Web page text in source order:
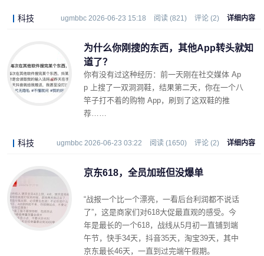
科技 ugmbbc 2026-06-23 15:18 阅读 (821) 评论 (2) 详细内容
为什么你刚搜的东西，其他App转头就知
道了？
你有没有过这种经历：前一天刚在社交媒体 Ap
p 上搜了一双洞洞鞋，结果第二天，你在一个八
竿子打不着的购物 App，刷到了这双鞋的推
荐……
科技 ugmbbc 2026-06-23 03:22 阅读 (1650) 评论 (2) 详细内容
京东618，全员加班但没爆单
“战报一个比一个漂亮，一看后台利润都不说话
了”，这是商家们对618大促最直观的感受。今
年是最长的一个618，战线从5月初一直铺到端
午节，快手34天，抖音35天，淘宝39天，其中
京东最长46天，一直到过完端午假期。